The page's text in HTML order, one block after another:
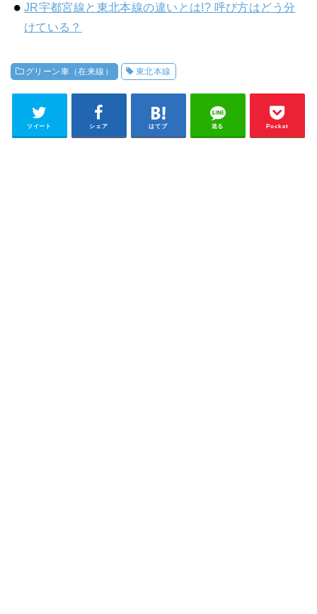
JR宇都宮線と東北本線の違いとは!? 呼び方はどう分
けている？
グリーン車（在来線） 東北本線
ツイート シェア はてブ 送る Pocket